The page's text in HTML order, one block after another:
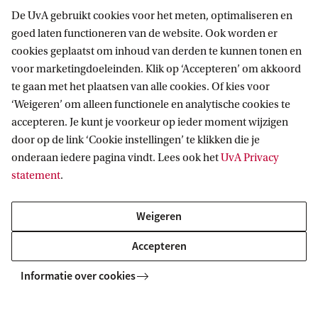
Er zijn momenteel geen open vacatures.
SEVEN Over SEVEN Vacatures
SEVEN
Volg ons op sociale media
De UvA gebruikt cookies voor het meten, optimaliseren en
goed laten functioneren van de website. Ook worden er
cookies geplaatst om inhoud van derden te kunnen tonen en
voor marketingdoeleinden. Klik op ‘Accepteren’ om akkoord
te gaan met het plaatsen van alle cookies. Of kies voor
‘Weigeren’ om alleen functionele en analytische cookies te
accepteren. Je kunt je voorkeur op ieder moment wijzigen
door op de link ‘Cookie instellingen’ te klikken die je
onderaan iedere pagina vindt. Lees ook hetUvA Privacy
statement.
Weigeren
Accepteren
Informatie over cookies